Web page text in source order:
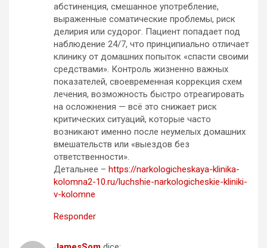
абстиненция, смешанное употребление,
выраженные соматические проблемы, риск
делирия или судорог. Пациент попадает под
наблюдение 24/7, что принципиально отличает
клинику от домашних попыток «спасти своими
средствами». Контроль жизненно важных
показателей, своевременная коррекция схем
лечения, возможность быстро отреагировать
на осложнения — всё это снижает риск
критических ситуаций, которые часто
возникают именно после неумелых домашних
вмешательств или «выездов без
ответственности».
Детальнее – https://narkologicheskaya-klinika-
kolomna2-10.ru/luchshie-narkologicheskie-kliniki-
v-kolomne
Responder